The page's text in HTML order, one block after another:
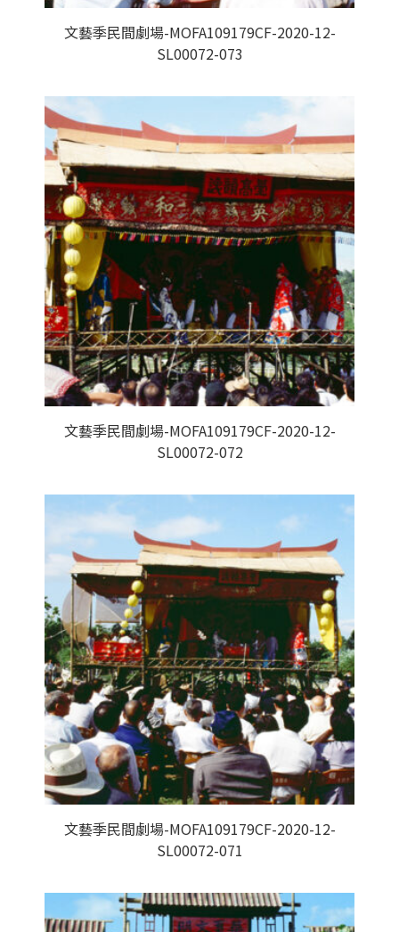
文藝季民間劇場-MOFA109179CF-2020-12-
SL00072-073
文藝季民間劇場-MOFA109179CF-2020-12-
SL00072-072
文藝季民間劇場-MOFA109179CF-2020-12-
SL00072-071